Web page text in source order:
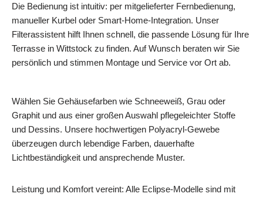
Die Bedienung ist intuitiv: per mitgelieferter Fernbedienung,
manueller Kurbel oder Smart‑Home‑Integration. Unser
Filterassistent hilft Ihnen schnell, die passende Lösung für Ihre
Terrasse in Wittstock zu finden. Auf Wunsch beraten wir Sie
persönlich und stimmen Montage und Service vor Ort ab.
Wählen Sie Gehäusefarben wie Schneeweiß, Grau oder
Graphit und aus einer großen Auswahl pflegeleichter Stoffe
und Dessins. Unsere hochwertigen Polyacryl‑Gewebe
überzeugen durch lebendige Farben, dauerhafte
Lichtbeständigkeit und ansprechende Muster.
Leistung und Komfort vereint: Alle Eclipse-Modelle sind mit